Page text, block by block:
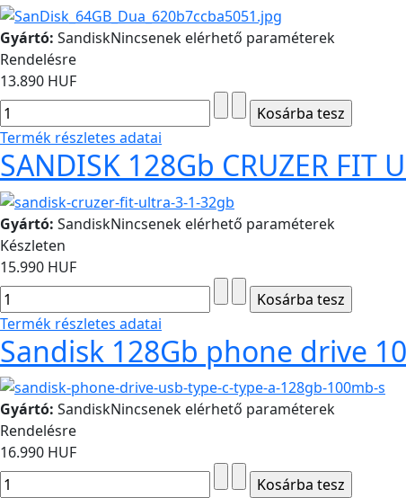
Gyártó: SandiskNincsenek elérhető paraméterek
Rendelésre
13.890 HUF
Termék részletes adatai
SANDISK 128Gb CRUZER FIT
Gyártó: SandiskNincsenek elérhető paraméterek
Készleten
15.990 HUF
Termék részletes adatai
Sandisk 128Gb phone drive
Gyártó: SandiskNincsenek elérhető paraméterek
Rendelésre
16.990 HUF